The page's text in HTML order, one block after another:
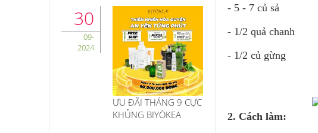
- 5 - 7 củ sả
- 1/2 quả chanh
- 1/2 củ gừng
2. Cách làm:
30
09-
2024
ƯU ĐÃI THÁNG 9 CỰC
KHỦNG BIYÒKEA